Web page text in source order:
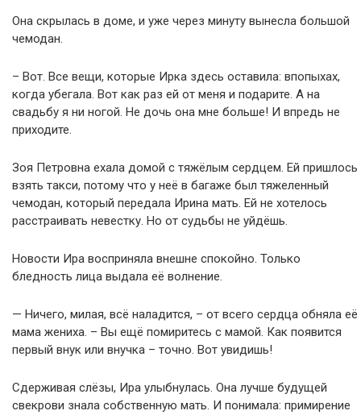
Она скрылась в доме, и уже через минуту вынесла большой
чемодан.
– Вот. Все вещи, которые Ирка здесь оставила: впопыхах,
когда убегала. Вот как раз ей от меня и подарите. А на
свадьбу я ни ногой. Не дочь она мне больше! И впредь не
приходите.
Зоя Петровна ехала домой с тяжёлым сердцем. Ей пришлось
взять такси, потому что у неё в багаже был тяжеленный
чемодан, который передала Ирина мать. Ей не хотелось
расстраивать невестку. Но от судьбы не уйдёшь.
Новости Ира восприняла внешне спокойно. Только
бледность лица выдала её волнение.
— Ничего, милая, всё наладится, – от всего сердца обняла её
мама жениха. – Вы ещё помиритесь с мамой. Как появится
первый внук или внучка – точно. Вот увидишь!
Сдерживая слёзы, Ира улыбнулась. Она лучше будущей
свекрови знала собственную мать. И понимала: примирение